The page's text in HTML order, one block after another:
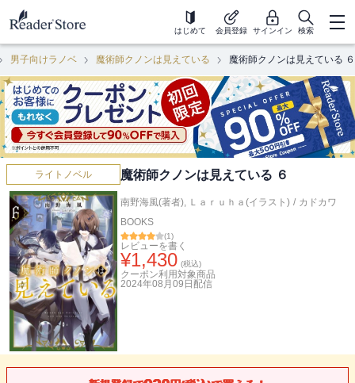
はじめて 会員登録 サインイン 検索
男子向けラノベ 魔術師クノンは見えている 魔術師クノンは見えている ６
ライトノベル 魔術師クノンは見えている ６
南野海風(著者), Ｌａｒｕｈａ(イラスト) / カドカワ
BOOKS
(1)
レビューを書く
¥1,430 (税込)
クーポン利用対象商品
2024年08月09日 配信